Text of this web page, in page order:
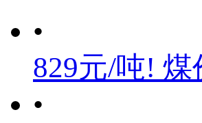
•
829元/吨!
•